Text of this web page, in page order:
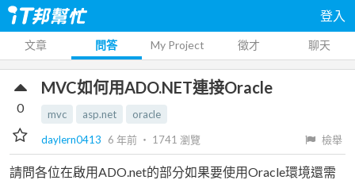
登入
文章 問答 My Project 徵才 聊天
MVC如何用ADO.NET連接Oracle
mvc asp.net
oracle
daylern0413
6 年前 ‧ 1741 瀏覽 檢舉
0
請問各位在啟用ADO.net的部分如果要使用Oracle環境還需